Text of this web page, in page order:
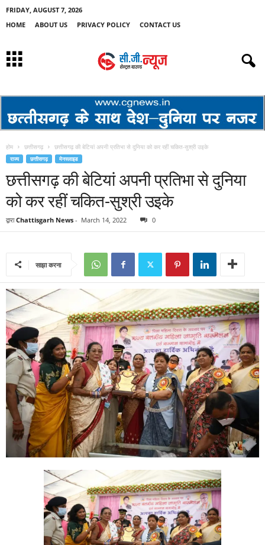
FRIDAY, AUGUST 7, 2026
HOME
ABOUT US PRIVACY POLICY CONTACT US
होम छत्तीसगढ़ छत्तीसगढ़ की बेटियां अपनी प्रतिभा से दुनिया को कर रहीं चकित-सुश्री उइके
राज्य छत्तीसगढ़ मेनस्लाइड
छत्तीसगढ़ की बेटियां अपनी प्रतिभा से दुनिया
को कर रहीं चकित-सुश्री उइके
द्वारा Chattisgarh News - March 14, 2022 0
साझा करना